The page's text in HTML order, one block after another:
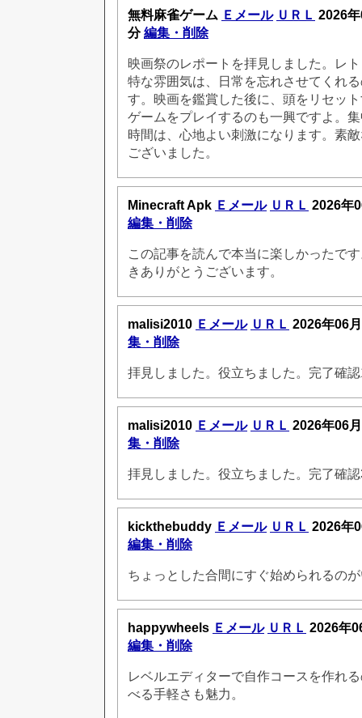
無料麻雀ゲーム Ｅメール ＵＲＬ 2026
分編集・削除
映画祭のレポートを拝見しました。レ
特な雰囲気は、日常を忘れさせてくれ
す。映画を鑑賞した後に、頭をリセッ
ゲームをプレイするのも一興ですよ。
時間は、心地よい刺激になります。素
ございました。
Minecraft Apk Ｅメール ＵＲＬ 2026年
編集・削除
この記事を読んで本当に楽しかったで
きありがとうございます。
malisi2010 Ｅメール ＵＲＬ 2026年06
集・削除
拝見しました。役立ちました。完了確
malisi2010 Ｅメール ＵＲＬ 2026年06
集・削除
拝見しました。役立ちました。完了確
kickthebuddy Ｅメール ＵＲＬ 2026年
編集・削除
ちょっとした合間にすぐ始められるの
happywheels Ｅメール ＵＲＬ 2026年
編集・削除
レベルエディターで自作コースを作れ
べる手軽さも魅力。